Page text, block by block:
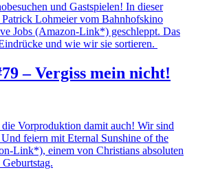
und Gastspielen! In dieser
Lohmeier vom Bahnhofskino
Jobs (Amazon-Link*) geschleppt. Das
und wie wir sie sortieren.
– Vergiss mein nicht!
Vorproduktion damit auch! Wir sind
feiern mit Eternal Sunshine of the
Link*), einem von Christians absoluten